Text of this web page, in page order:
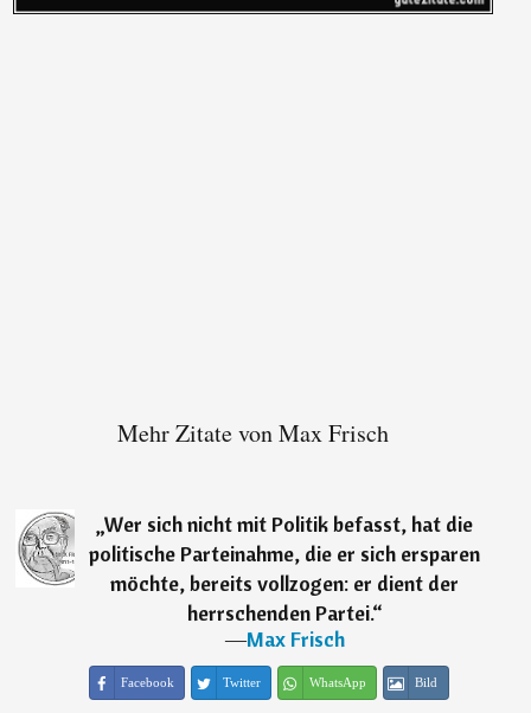
Mehr Zitate von Max Frisch
„Wer sich nicht mit Politik befasst, hat die
politische Parteinahme, die er sich ersparen
möchte, bereits vollzogen: er dient der
herrschenden Partei.“
―Max Frisch
Facebook Twitter WhatsApp Bild